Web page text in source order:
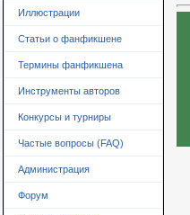
Иллюстрации
Статьи о фанфикшене
Термины фанфикшена
Инструменты авторов
Конкурсы и турниры
Частые вопросы (FAQ)
Администрация
Форум